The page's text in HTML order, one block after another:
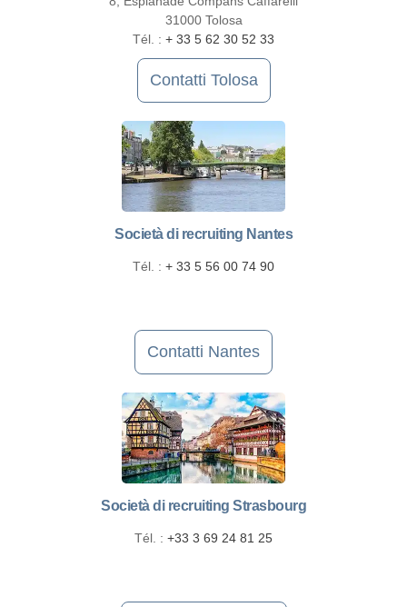
31000 Tolosa
Tél. : + 33 5 62 30 52 33
Contatti Tolosa
Società di recruiting Nantes
Tél. : + 33 5 56 00 74 90
Contatti Nantes
Società di recruiting Strasbourg
Tél. : +33 3 69 24 81 25